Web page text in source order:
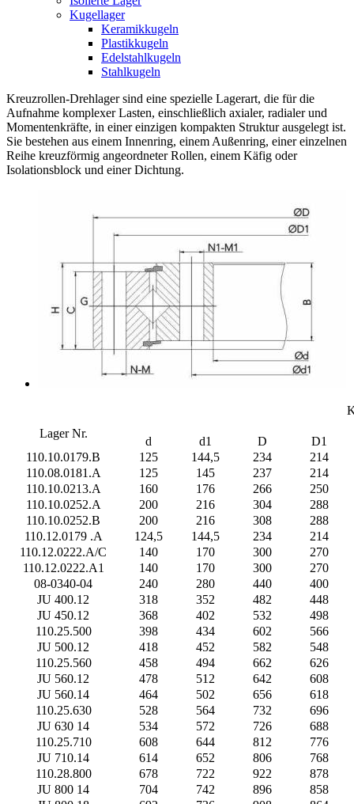
Kugellager
Keramikkugeln
Plastikkugeln
Edelstahlkugeln
Stahlkugeln
Kreuzrollen-Drehlager sind eine spezielle Lagerart, die für die
Aufnahme komplexer Lasten, einschließlich axialer, radialer und
Momentenkräfte, in einer einzigen kompakten Struktur ausgelegt ist.
Sie bestehen aus einem Innenring, einem Außenring, einer einzelnen
Reihe kreuzförmig angeordneter Rollen, einem Käfig oder
Isolationsblock und einer Dichtung.
Lager Nr.
d d1 D
D1
110.10.0179.B
125 144,5 234
214
110.08.0181.A
125 145 237
214
110.10.0213.A
160 176 266
250
110.10.0252.A
200 216 304
288
110.10.0252.B
200 216 308
288
110.12.0179 .A
124,5 144,5 234
214
110.12.0222.A/C
140 170 300
270
110.12.0222.A1
140 170 300
270
08-0340-04
240 280 440
400
JU 400.12
318 352 482
448
JU 450.12
368 402 532
498
110.25.500
398 434 602
566
JU 500.12
418 452 582
548
110.25.560
458 494 662
626
JU 560.12
478 512 642
608
JU 560.14
464 502 656
618
110.25.630
528 564 732
696
JU 630 14
534 572 726
688
110.25.710
608 644 812
776
JU 710.14
614 652 806
768
110.28.800
678 722 922
878
JU 800 14
704 742 896
858